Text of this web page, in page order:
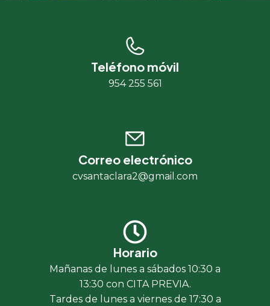
Teléfono móvil
954 255 561
Correo electrónico
cvsantaclara2@gmail.com
Horario
Mañanas de lunes a sábados 10:30 a
13:30 con CITA PREVIA.
Tardes de lunes a viernes de 17:30 a